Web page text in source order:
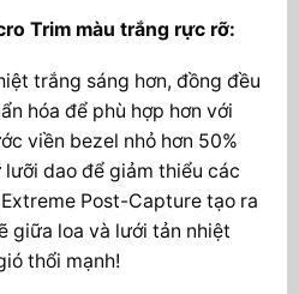
Trim màu trắng rực rỡ:
trắng sáng hơn, đồng đều
hóa để phù hợp hơn với
viền bezel nhỏ hơn 50%
dao để giảm thiểu các
Post-Capture tạo ra
giữa loa và lưới tản nhiệt
thổi mạnh!